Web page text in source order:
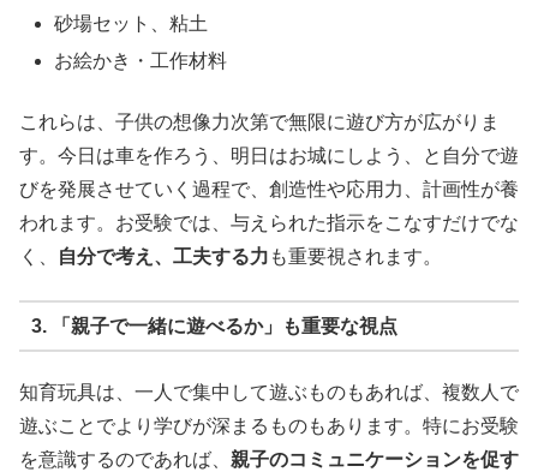
砂場セット、粘土
お絵かき・工作材料
これらは、子供の想像力次第で無限に遊び方が広がりま
す。今日は車を作ろう、明日はお城にしよう、と自分で遊
びを発展させていく過程で、創造性や応用力、計画性が養
われます。お受験では、与えられた指示をこなすだけでな
く、
自分で考え、工夫する力 も重要視されます。
3. 「親子で一緒に遊べるか」も重要な視点
知育玩具は、一人で集中して遊ぶものもあれば、複数人で
遊ぶことでより学びが深まるものもあります。特にお受験
を意識するのであれば、 親子のコミュニケーションを促す